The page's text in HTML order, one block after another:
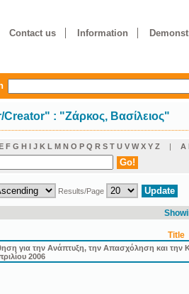
Contact us Information
Creator" : "Ζάρκος, Βασίλειος"
F G H I J K L M N O P Q R S T U V W X Y Z | Α
Results/Page
Title
για την Ανάπτυξη, την Απασχόληση και την
2006